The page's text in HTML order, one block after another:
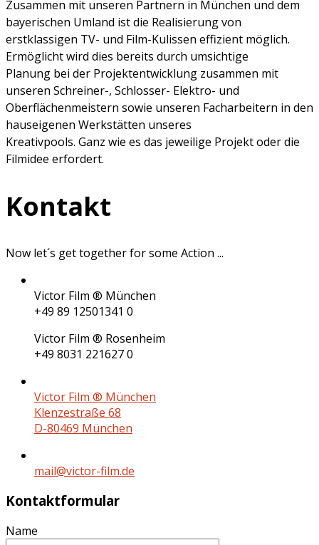
Zusammen mit unseren Partnern in München und dem
bayerischen Umland ist die Realisierung von
erstklassigen TV- und Film-Kulissen effizient möglich.
Ermöglicht wird dies bereits durch umsichtige
Planung bei der Projektentwicklung zusammen mit
unseren Schreiner-, Schlosser- Elektro- und
Oberflächenmeistern sowie unseren Facharbeitern in den
hauseigenen Werkstätten unseres
Kreativpools. Ganz wie es das jeweilige Projekt oder die
Filmidee erfordert.
Kontakt
Now let´s get together for some Action ...
Victor Film ® München
+49 89 12501341 0
Victor Film ® Rosenheim
+49 8031 221627 0
Victor Film ® München
Klenzestraße 68
D-80469 München
mail@victor-film.de
Kontaktformular
Name